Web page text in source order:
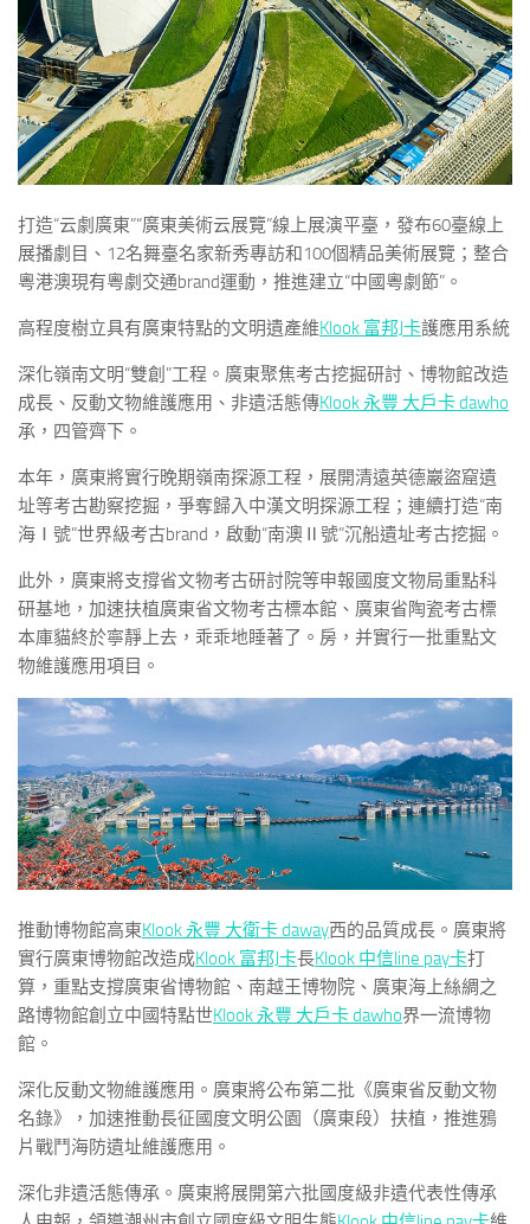
打造“云劇廣東”“廣東美術云展覽”線上展演平臺，發布60臺線上
展播劇目、12名舞臺名家新秀專訪和100個精品美術展覽；整合
粵港澳現有粵劇交通brand運動，推進建立“中國粵劇節”。
高程度樹立具有廣東特點的文明遺產維Klook 富邦J卡護應用系統
深化嶺南文明“雙創”工程。廣東聚焦考古挖掘研討、博物館改造
成長、反動文物維護應用、非遺活態傳Klook 永豐 大戶卡 dawho
承，四管齊下。
本年，廣東將實行晚期嶺南探源工程，展開清遠英德巖盜窟遺
址等考古勘察挖掘，爭奪歸入中漢文明探源工程；連續打造“南
海Ⅰ號”世界級考古brand，啟動“南澳Ⅱ號”沉船遺址考古挖掘。
此外，廣東將支撐省文物考古研討院等申報國度文物局重點科
研基地，加速扶植廣東省文物考古標本館、廣東省陶瓷考古標
本庫貓終於寧靜上去，乖乖地睡著了。房，并實行一批重點文
物維護應用項目。
推動博物館高東Klook 永豐 大衛卡 daway西的品質成長。廣東將
實行廣東博物館改造成Klook 富邦J卡長Klook 中信line pay卡打
算，重點支撐廣東省博物館、南越王博物院、廣東海上絲綢之
路博物館創立中國特點世Klook 永豐 大戶卡 dawho界一流博物
館。
深化反動文物維護應用。廣東將公布第二批《廣東省反動文物
名錄》，加速推動長征國度文明公園（廣東段）扶植，推進鴉
片戰鬥海防遺址維護應用。
深化非遺活態傳承。廣東將展開第六批國度級非遺代表性傳承